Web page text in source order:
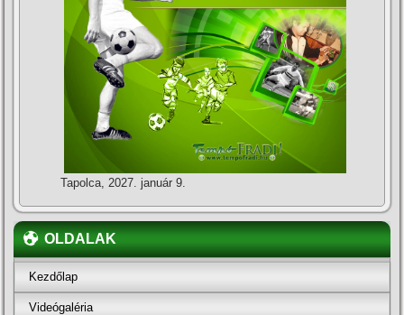
Tapolca, 2027. január 9.
OLDALAK
Kezdőlap
Videógaléria